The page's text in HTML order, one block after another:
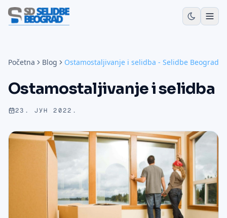
Početna Blog Ostamostaljivanje i selidba - Selidbe Beograd
Ostamostaljivanje i selidba
23. ЈУН 2022.